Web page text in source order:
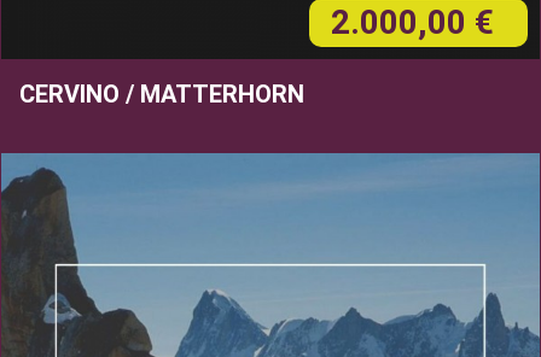
2.000,00 €
CERVINO / MATTERHORN